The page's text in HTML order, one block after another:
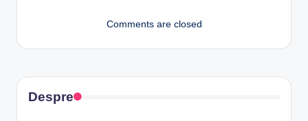
Comments are closed
Despre